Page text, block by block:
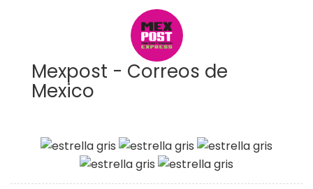
Mexpost - Correos de
Mexico